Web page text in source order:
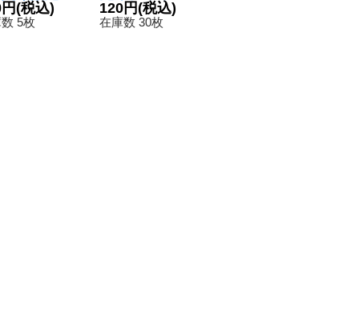
オスクーロ
レア仕様/L
(税込)
5枚
ーロイ(Xレア仕
様/LM2024収録)
120円(税込)
在庫数 30枚